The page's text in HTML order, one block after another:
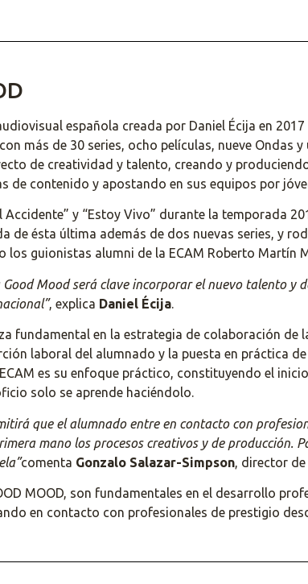
española creada por Daniel Écija en
más de 30 series, ocho películas, nueve Ondas
de creatividad y talento, creando y
de contenido y apostando en sus equipos por
y “Estoy Vivo” durante la temporada
de ésta última además de dos nuevas series, y
los guionistas alumni de la ECAM Roberto Martín
Mood será clave incorporar el nuevo talento y
, explica Daniel Écija.
fundamental en la estrategia de colaboración de
laboral del alumnado y la puesta en práctica
es su enfoque práctico, constituyendo el
solo se aprende haciéndolo.
que el alumnado entre en contacto con
mano los procesos creativos y de producción.
comenta Gonzalo Salazar-Simpson , director de
MOOD, son fundamentales en el desarrollo
en contacto con profesionales de prestigio